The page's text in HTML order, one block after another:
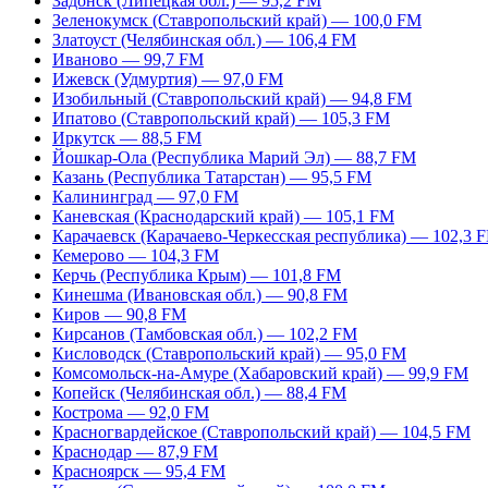
Зеленокумск (Ставропольский край) — 100,0 FM
Златоуст (Челябинская обл.) — 106,4 FM
Иваново — 99,7 FM
Ижевск (Удмуртия) — 97,0 FM
Изобильный (Ставропольский край) — 94,8 FM
Ипатово (Ставропольский край) — 105,3 FM
Иркутск — 88,5 FM
Йошкар-Ола (Республика Марий Эл) — 88,7 FM
Казань (Республика Татарстан) — 95,5 FM
Калининград — 97,0 FM
Каневская (Краснодарский край) — 105,1 FM
Карачаевск (Карачаево-Черкесская республика) — 102,3
Кемерово — 104,3 FM
Керчь (Республика Крым) — 101,8 FM
Кинешма (Ивановская обл.) — 90,8 FM
Киров — 90,8 FM
Кирсанов (Тамбовская обл.) — 102,2 FM
Кисловодск (Ставропольский край) — 95,0 FM
Комсомольск-на-Амуре (Хабаровский край) — 99,9 FM
Копейск (Челябинская обл.) — 88,4 FM
Кострома — 92,0 FM
Красногвардейское (Ставропольский край) — 104,5 FM
Краснодар — 87,9 FM
Красноярск — 95,4 FM